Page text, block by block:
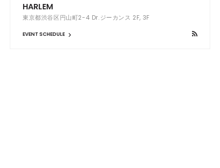
HARLEM
東京都渋谷区円山町2-4 Dr.ジーカンス 2F, 3F
EVENT SCHEDULE